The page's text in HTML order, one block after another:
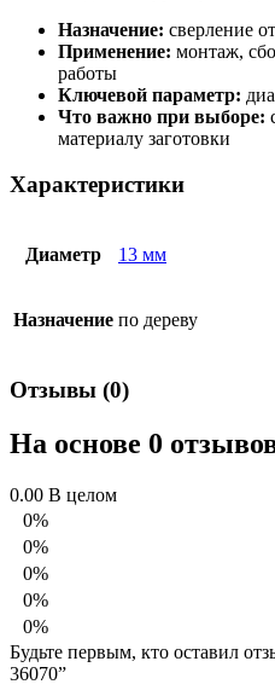
Назначение: сверление
Применение: монтаж,
работы
Ключевой параметр:
Что важно при выборе:
материалу заготовки
Характеристики
Диаметр 13 мм
Назначение по дереву
Отзывы (0)
На основе 0
0.00 В целом
0%
0%
0%
0%
0%
Будьте первым, кто оставил
36070”